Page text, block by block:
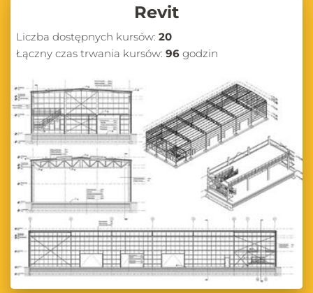
Revit
Liczba dostępnych kursów: 20
Łączny czas trwania kursów: 96 godzin